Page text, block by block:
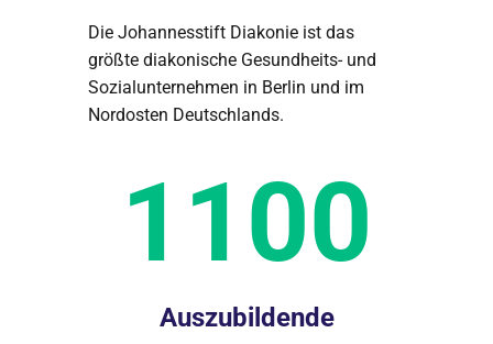
Die Johannesstift Diakonie ist das
größte diakonische Gesundheits- und
Sozialunternehmen in Berlin und im
Nordosten Deutschlands.
1100
Auszubildende